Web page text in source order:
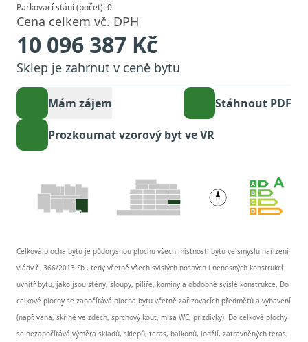
Parkovací stání (počet):0
Cena celkem vč. DPH
10 096 387 Kč
Sklep je zahrnut v ceně bytu
Mám zájem Stáhnout PDF
Prozkoumat vzorový byt ve VR
Celková plocha bytu je půdorysnou plochu všech místností bytu ve smyslu nařízení
vlády č. 366/2013 Sb., tedy včetně všech svislých nosných i nenosných konstrukcí
uvnitř bytu, jako jsou stěny, sloupy, pilíře, komíny a obdobné svislé konstrukce. Do
celkové plochy se započítává plocha bytu včetně zařizovacích předmětů a vybavení
(např. vana, skříně ve zdech, sprchový kout, mísa WC, přizdívky). Do celkové plochy
se nezapočítává výměra skladů, sklepů, teras, balkonů, lodžií, zatravněných teras,